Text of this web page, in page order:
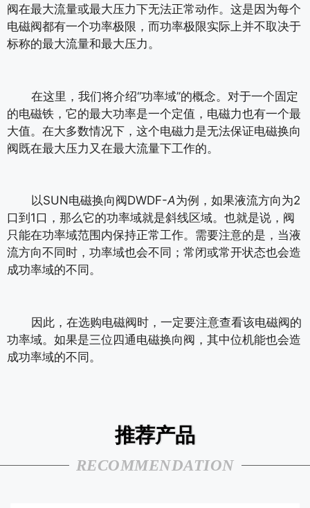
阀在最大流量或最大压力下无法正常动作。这是因为每个
电磁阀都有一个功率极限，而功率极限实际上并不取决于
标称的最大流量和最大压力。
在这里，我们将介绍“功率域”的概念。对于一个固定
的电磁铁，它的最大功率是一个定值，电磁力也有一个最
大值。在大多数情况下，这个电磁力是无法保证电磁换向
阀既在最大压力又在最大流量下工作的。
以SUN电磁换向阀DWDF-A为例，如果液流方向为2
口到1口，那么它的功率域就是斜线区域。也就是说，阀
只能在功率域范围内保持正常工作。需要注意的是，当液
流方向不同时，功率域也会不同；常闭或常开状态也会造
成功率域的不同。
因此，在选购电磁阀时，一定要注意查看该电磁阀的
功率域。如果是三位四通电磁换向阀，其中位机能也会造
成功率域的不同。
推荐产品
RECOMMENDATION